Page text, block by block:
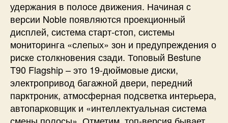
удержания в полосе движения. Начиная с
версии Noble появляются проекционный
дисплей, система старт-стоп, системы
мониторинга «слепых» зон и предупреждения о
риске столкновения сзади. Топовый Bestune
T90 Flagship – это 19-дюймовые диски,
электропривод багажной двери, передний
парктроник, атмосферная подсветка интерьера,
автопарковщик и «интеллектуальная система